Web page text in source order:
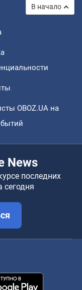
В начало
OBOZ.UA на
News
последних
сегодня